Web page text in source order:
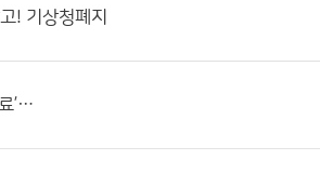
! 기상청폐지
’…